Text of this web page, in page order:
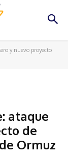
y nuevo proyecto
ataque
de
Ormuz